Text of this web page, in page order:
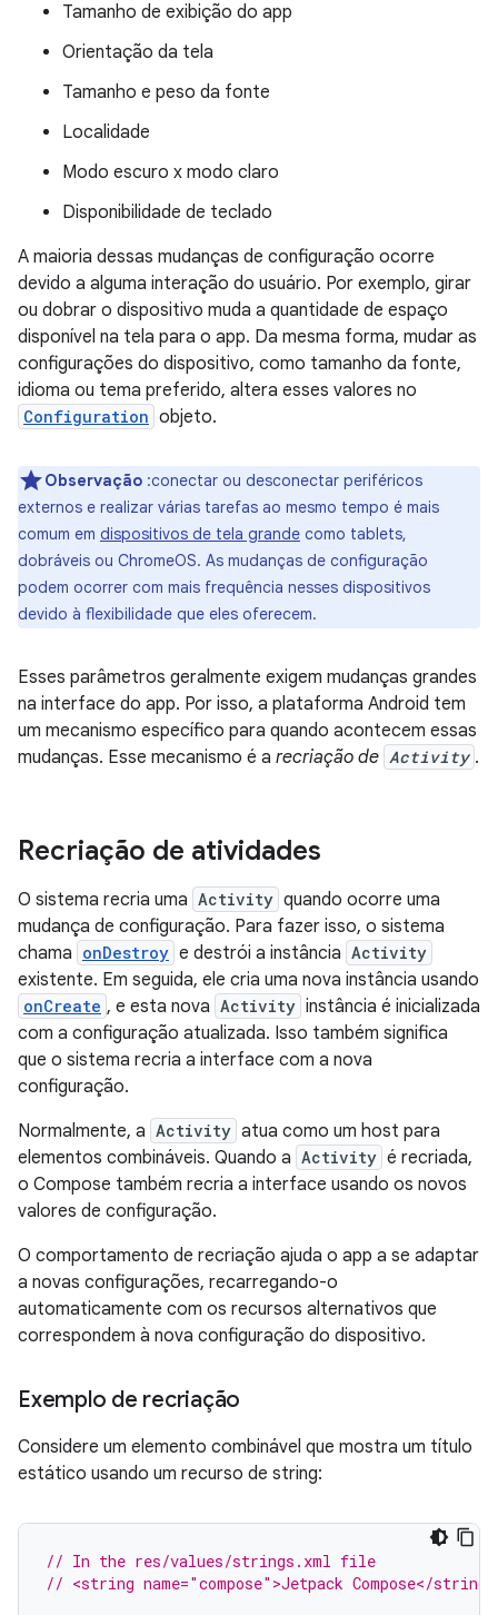
Tamanho de exibição do app
Orientação da tela
Tamanho e peso da fonte
Localidade
Modo escuro x modo claro
Disponibilidade de teclado
A maioria dessas mudanças de configuração ocorre
devido a alguma interação do usuário. Por exemplo, girar
ou dobrar o dispositivo muda a quantidade de espaço
disponível na tela para o app. Da mesma forma, mudar as
configurações do dispositivo, como tamanho da fonte,
idioma ou tema preferido, altera esses valores no
Configuration objeto.
Observação :conectar ou desconectar periféricos
externos e realizar várias tarefas ao mesmo tempo é mais
comum em dispositivos de tela grande como tablets,
dobráveis ou ChromeOS. As mudanças de configuração
podem ocorrer com mais frequência nesses dispositivos
devido à flexibilidade que eles oferecem.
Esses parâmetros geralmente exigem mudanças grandes
na interface do app. Por isso, a plataforma Android tem
um mecanismo específico para quando acontecem essas
mudanças. Esse mecanismo é a recriação de Activity .
Recriação de atividades
O sistema recria uma Activity quando ocorre uma
mudança de configuração. Para fazer isso, o sistema
chama onDestroy e destrói a instância Activity
existente. Em seguida, ele cria uma nova instância usando
onCreate , e esta nova Activity instância é inicializada
com a configuração atualizada. Isso também significa
que o sistema recria a interface com a nova
configuração.
Normalmente, a Activity atua como um host para
elementos combináveis. Quando a Activity é recriada,
o Compose também recria a interface usando os novos
valores de configuração.
O comportamento de recriação ajuda o app a se adaptar
a novas configurações, recarregando-o
automaticamente com os recursos alternativos que
correspondem à nova configuração do dispositivo.
Exemplo de recriação
Considere um elemento combinável que mostra um título
estático usando um recurso de string:
// In the res/values/strings.xml file
// <string name="compose">Jetpack Compose</string>